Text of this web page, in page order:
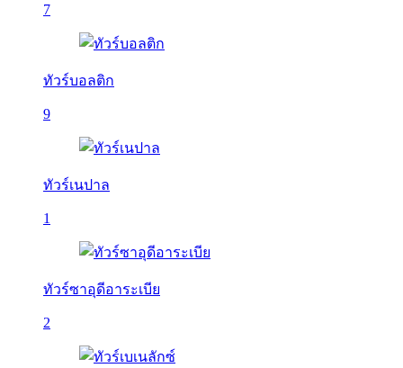
7
ทัวร์บอลติก
9
ทัวร์เนปาล
1
ทัวร์ซาอุดีอาระเบีย
2